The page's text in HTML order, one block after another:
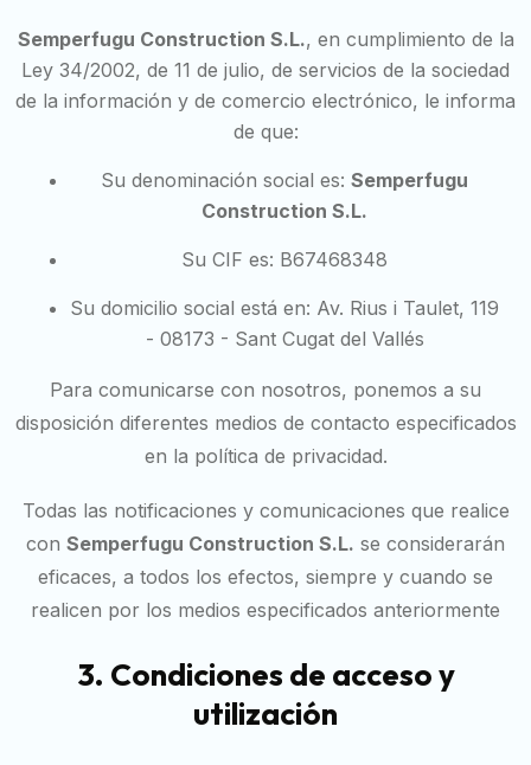
Semperfugu Construction S.L., en cumplimiento de la
Ley 34/2002, de 11 de julio, de servicios de la sociedad
de la información y de comercio electrónico, le informa
de que:
Su denominación social es: Semperfugu
Construction S.L.
Su CIF es: B67468348
Su domicilio social está en: Av. Rius i Taulet, 119
- 08173 - Sant Cugat del Vallés
Para comunicarse con nosotros, ponemos a su
disposición diferentes medios de contacto especificados
en la política de privacidad.
Todas las notificaciones y comunicaciones que realice
con Semperfugu Construction S.L. se considerarán
eficaces, a todos los efectos, siempre y cuando se
realicen por los medios especificados anteriormente
3. Condiciones de acceso y
utilización